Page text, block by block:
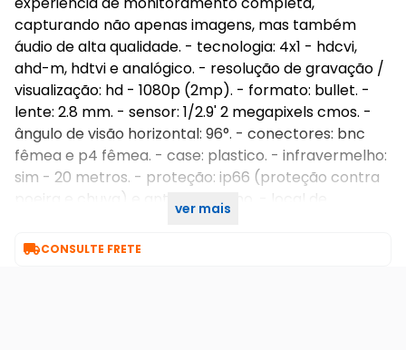
capturando não apenas imagens, mas também
áudio de alta qualidade. - tecnologia: 4x1 - hdcvi,
ahd-m, hdtvi e analógico. - resolução de gravação /
visualização: hd - 1080p (2mp). - formato: bullet. -
lente: 2.8 mm. - sensor: 1/2.9' 2 megapixels cmos. -
ângulo de visão horizontal: 96°. - conectores: bnc
fêmea e p4 fêmea. - case: plastico. - infravermelho:
sim - 20 metros. - proteção: ip66 (proteção contra
poeira e chuva) e antivandalismo. - local de
ver mais
CONSULTE FRETE